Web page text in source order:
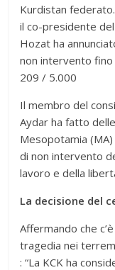
Kurdistan
il co-presidente
Hozat ha
non intervento
209 / 5.000
Il membro del
Aydar ha fatto
Mesopotamia
di non intervento
lavoro e della
La decisione del
Affermando che
tragedia nei
: “La KCK ha